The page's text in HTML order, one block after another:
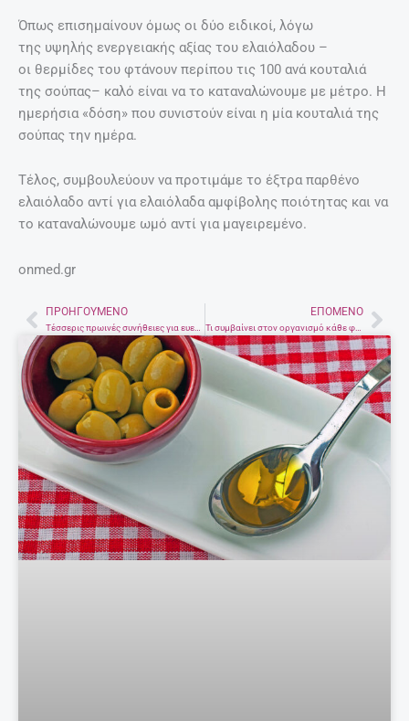
Όπως επισημαίνουν όμως οι δύο ειδικοί, λόγω
της υψηλής ενεργειακής αξίας του ελαιόλαδου –
οι θερμίδες του φτάνουν περίπου τις 100 ανά κουταλιά
της σούπας– καλό είναι να το καταναλώνουμε με μέτρο. Η
ημερήσια «δόση» που συνιστούν είναι η μία κουταλιά της
σούπας την ημέρα.
Τέλος, συμβουλεύουν να προτιμάμε το έξτρα παρθένο
ελαιόλαδο αντί για ελαιόλαδα αμφίβολης ποιότητας και να
το καταναλώνουμε ωμό αντί για μαγειρεμένο.
onmed.gr
PrevΠΡΟΗΓΟΎΜΕΝΟ
Τέσσερις πρωινές συνήθειες για ευεξία και επιτυχία
ΕΠΌΜΕΝΟ
Τι συμβαίνει στον οργανισμό κάθε φορά που πίνετε έστω και ένα αναψυκτικό